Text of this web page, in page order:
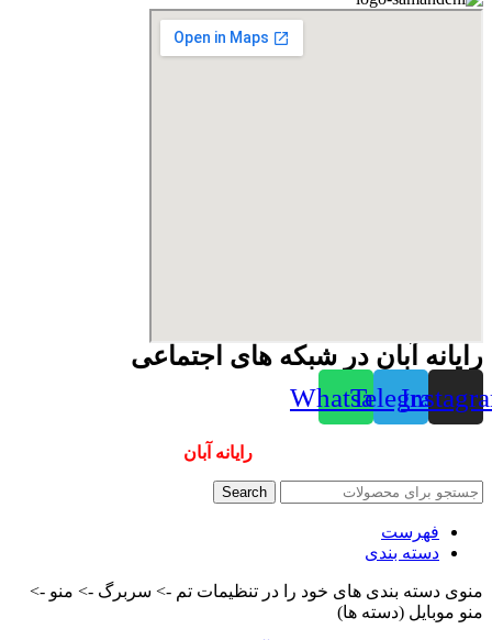
رایانه آبان در شبکه های اجتماعی
Telegram
Whatsapp
رایانه آبان
Search
فهرست
دسته بندی
منوی دسته بندی های خود را در تنظیمات تم -> سربرگ -> منو ->
منو موبایل (دسته ها)